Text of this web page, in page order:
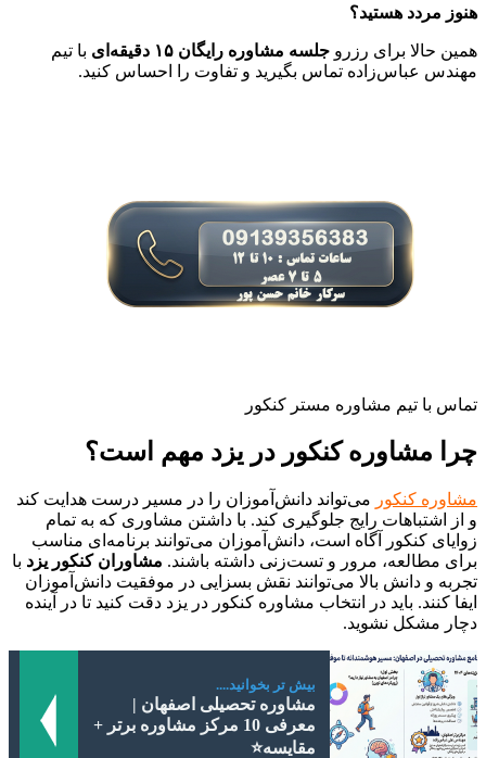
هنوز مردد هستید؟
همین حالا برای رزرو جلسه مشاوره رایگان ۱۵ دقیقه‌ای
با تیم
مهندس عباس‌زاده تماس بگیرید و تفاوت را احساس کنید.
تماس با تیم مشاوره مستر کنکور
چرا مشاوره کنکور در یزد مهم است؟
مشاوره کنکور می‌تواند دانش‌آموزان را در مسیر درست هدایت کند
و از اشتباهات رایج جلوگیری کند. با داشتن مشاوری که به تمام
زوایای کنکور آگاه است، دانش‌آموزان می‌توانند برنامه‌ای مناسب
برای مطالعه، مرور و تست‌زنی داشته باشند. مشاوران کنکور یزد با
تجربه و دانش بالا می‌توانند نقش بسزایی در موفقیت دانش‌آموزان
ایفا کنند. باید در انتخاب مشاوره کنکور در یزد دقت کنید تا در آینده
دچار مشکل نشوید.
بیش تر بخوانید....
مشاوره تحصیلی اصفهان |
معرفی 10 مرکز مشاوره برتر +
مقایسه⭐